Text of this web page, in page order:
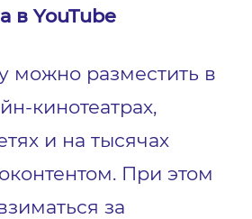
в YouTube
можно разместить в
кинотеатрах,
и на тысячах
При этом
за